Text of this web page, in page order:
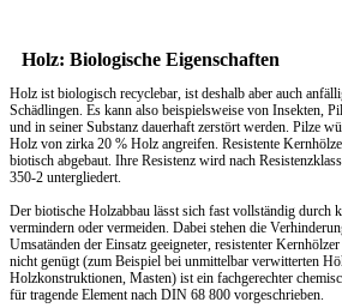
Holz: Biologische Eigenschaften
Holz ist biologisch recyclebar, ist deshalb aber auch
Schädlingen. Es kann also beispielsweise von Insekten,
und in seiner Substanz dauerhaft zerstört werden. Pilze
Holz von zirka 20 % Holz angreifen. Resistente
biotisch abgebaut. Ihre Resistenz wird nach
350-2 untergliedert.
Der biotische Holzabbau lässt sich fast vollständig durch
vermindern oder vermeiden. Dabei stehen die
Umsatänden der Einsatz geeigneter, resistenter
nicht genügt (zum Beispiel bei unmittelbar verwitterten
Holzkonstruktionen, Masten) ist ein fachgerechter
für tragende Element nach DIN 68 800 vorgeschrieben.